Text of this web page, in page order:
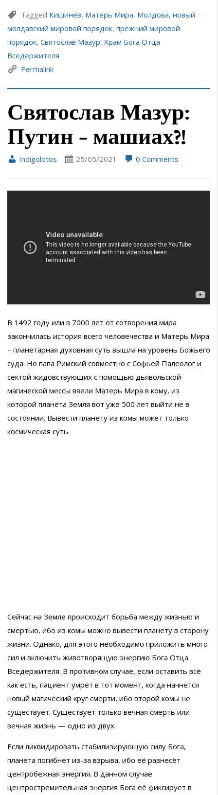
Tagged Кишинев, Матерь Мира, Молдова, новый
молдавский мировой порядок, прежний мировой
порядок, Святослав Мазур, Храм Бога Отца
Вседержителя
Permalink
Святослав Мазур:
Путин – машиах?!
Indigolotos 25/05/2021 0 Comments
В 1492 году или в 7000 лет от сотворения мира
закончилась история всего человечества и Матерь Мира
– планетарная духовная суть вышла на уровень Божьего
суда. Но папа Римский совместно с Софьей Палеолог и
сектой жидовствующих с помощью дьявольской
магической мессы ввели Матерь Мира в кому, из
которой планета Земля вот уже 500 лет выйти не в
состоянии. Вывести планету из комы может только
космическая суть.
Сейчас на Земле происходит борьба между жизнью и
смертью, ибо из комы можно вывести планету в сторону
жизни. Однако, для этого необходимо приложить много
сил и включить животворящую энергию Бога Отца
Вседержителя. В противном случае, если оставить всё
как есть, пациент умрёт в тот момент, когда начнётся
новый магический круг смерти, ибо второй комы не
существует. Существует только вечная смерть или
вечная жизнь — одно из двух.
Если ликвидировать стабилизирующую силу Бога,
планета погибнет из-за взрыва, ибо её разнесёт
центробежная энергия. В данном случае
центростремительная энергия Бога её фиксирует в